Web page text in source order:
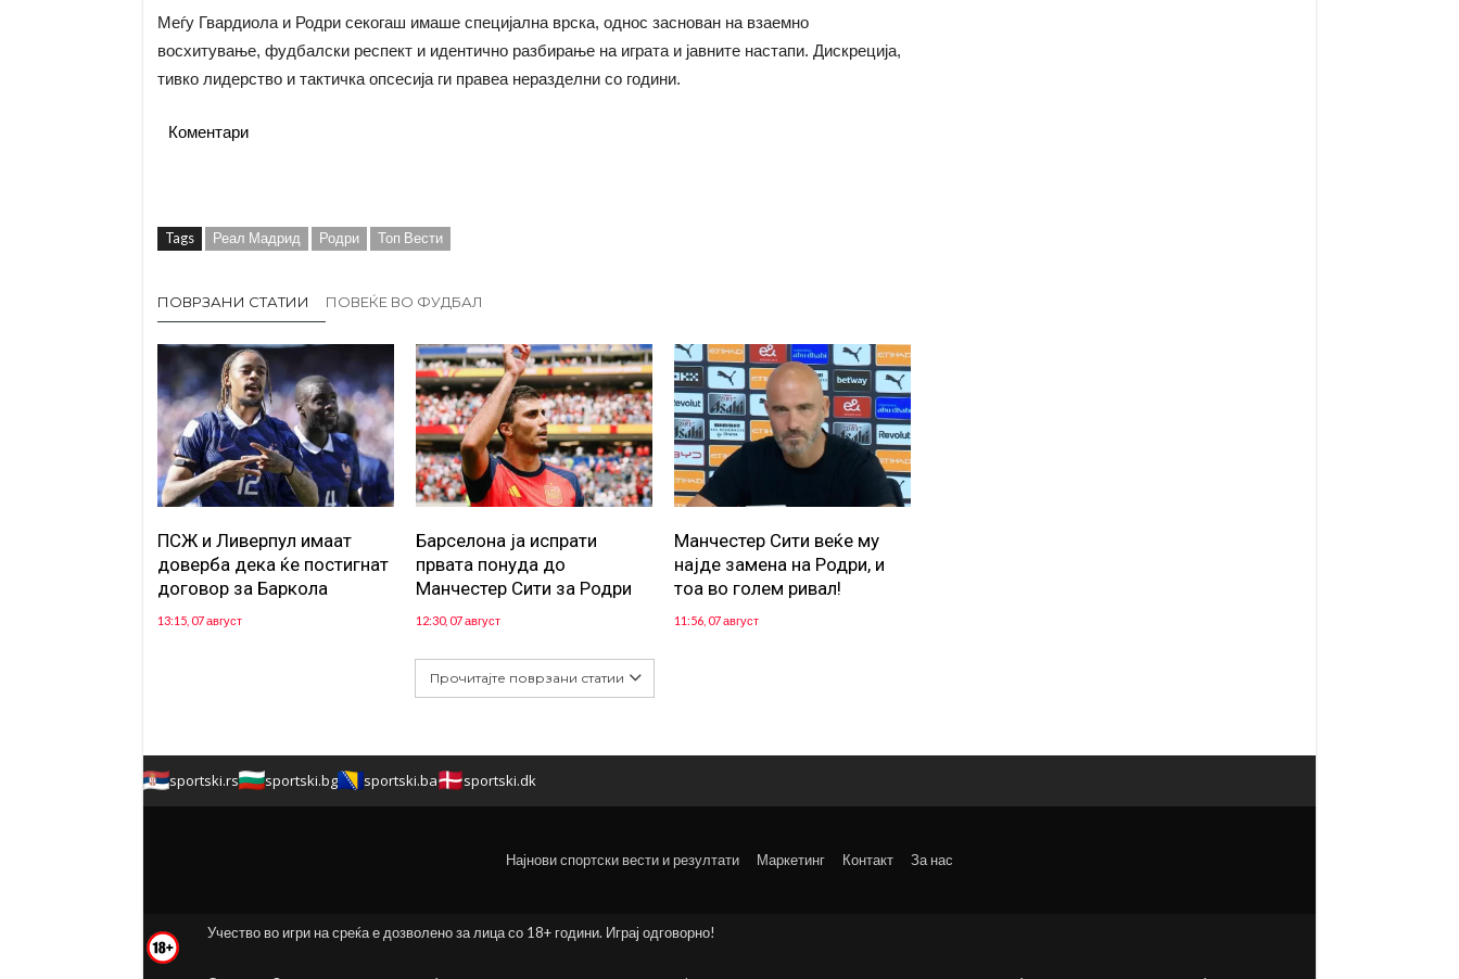
Меѓу Гвардиола и Родри секогаш имаше специјална врска, однос заснован на взаемно
восхитување, фудбалски респект и идентично разбирање на играта и јавните настапи. Дискреција,
тивко лидерство и тактичка опсесија ги правеа неразделни со години.
Коментари
Tags Реал Мадрид Родри Топ Вести
ПОВРЗАНИ СТАТИИ ПОВЕЌЕ ВО ФУДБАЛ
ПСЖ и Ливерпул имаат
доверба дека ќе постигнат
договор за Баркола
13:15, 07 август
Барселона ја испрати
првата понуда до
Манчестер Сити за Родри
12:30, 07 август
Манчестер Сити веќе му
најде замена на Родри, и
тоа во голем ривал!
11:56, 07 август
Прочитајте поврзани статии
sportski.rs sportski.bg sportski.ba sportski.dk
Најнови спортски вести и резултати Маркетинг Контакт За нас
Учество во игри на среќа е дозволено за лица со 18+ години. Играј одговорно!